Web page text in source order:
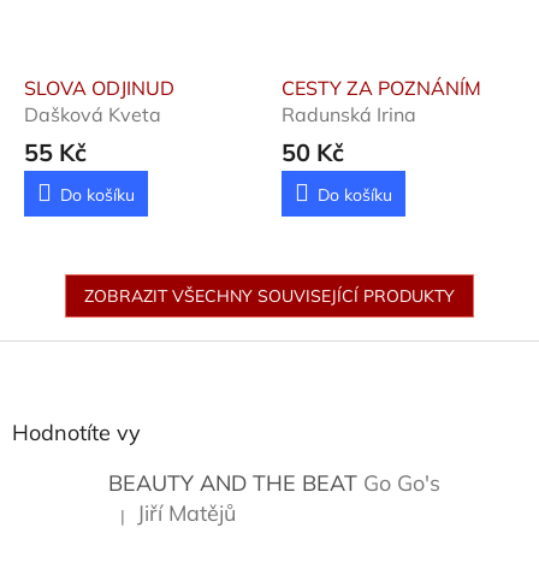
SLOVA ODJINUD
Dašková Kveta
55 Kč
Do košíku
CESTY ZA POZNÁNÍM
Radunská Irina
50 Kč
Do košíku
ZOBRAZIT VŠECHNY SOUVISEJÍCÍ PRODUKTY
Hodnotíte vy
BEAUTY AND THE BEAT Go Go's
Hodnocení produktu je 5 z 5 hvězdiček.
| Jiří Matějů